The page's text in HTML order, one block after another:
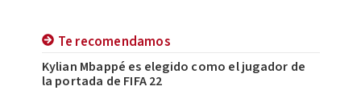
Te recomendamos
Kylian Mbappé es elegido como el jugador de
la portada de FIFA 22